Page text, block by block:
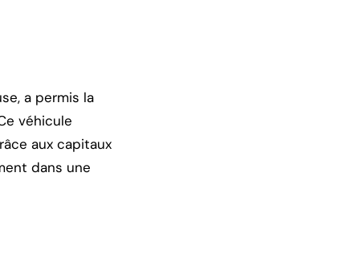
a permis la
véhicule
aux capitaux
dans une